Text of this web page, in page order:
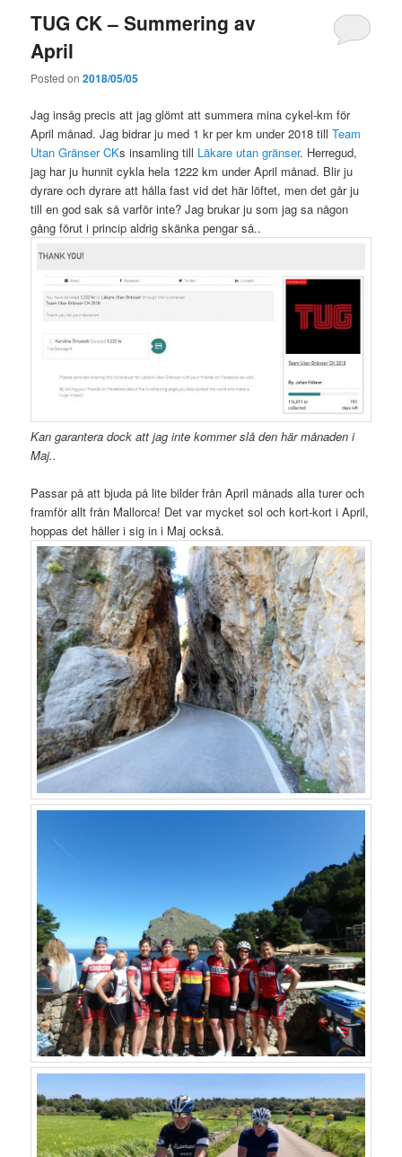
TUG CK – Summering av
April
Posted on2018/05/05
Jag insåg precis att jag glömt att summera mina cykel-km för
April månad. Jag bidrar ju med 1 kr per km under 2018 tillTeam
Utan Gränser CKs insamling till Läkare utan gränser. Herregud,
jag har ju hunnit cykla hela 1222 km under April månad. Blir ju
dyrare och dyrare att hålla fast vid det här löftet, men det går ju
till en god sak så varför inte? Jag brukar ju som jag sa någon
gång förut i princip aldrig skänka pengar så..
Kan garantera dock att jag inte kommer slå den här månaden i
Maj..
Passar på att bjuda på lite bilder från April månads alla turer och
framför allt från Mallorca! Det var mycket sol och kort-kort i April,
hoppas det håller i sig in i Maj också.